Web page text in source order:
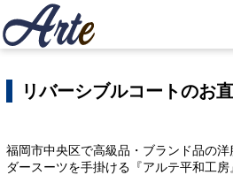
リバーシブルコートのお
福岡市中央区で高級品・ブランド品の
ダースーツを手掛ける『アルテ平和工房